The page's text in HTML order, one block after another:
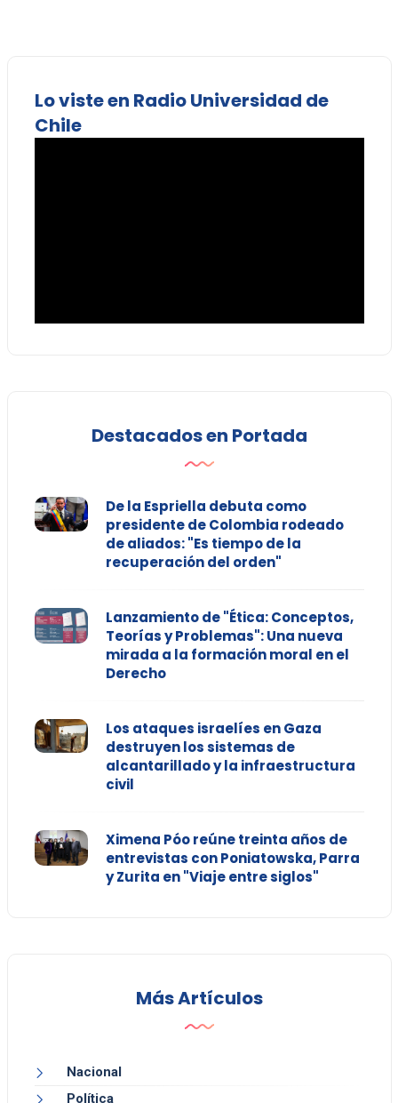
Lo viste en Radio Universidad de
Chile
Destacados en Portada
De la Espriella debuta como
presidente de Colombia rodeado
de aliados: "Es tiempo de la
recuperación del orden"
Lanzamiento de "Ética: Conceptos,
Teorías y Problemas": Una nueva
mirada a la formación moral en el
Derecho
Los ataques israelíes en Gaza
destruyen los sistemas de
alcantarillado y la infraestructura
civil
Ximena Póo reúne treinta años de
entrevistas con Poniatowska, Parra
y Zurita en "Viaje entre siglos"
Más Artículos
Nacional
Política